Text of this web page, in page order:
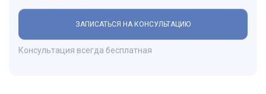
ЗАПИСАТЬСЯ НА КОНСУЛЬТАЦИЮ
Консультация всегда бесплатная